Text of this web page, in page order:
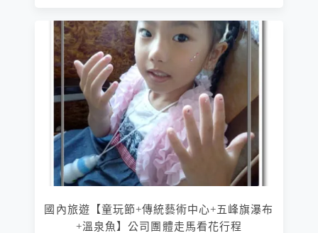
國內旅遊【童玩節+傳統藝術中心+五峰旗瀑布
+溫泉魚】公司團體走馬看花行程